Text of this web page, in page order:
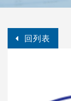
回列表